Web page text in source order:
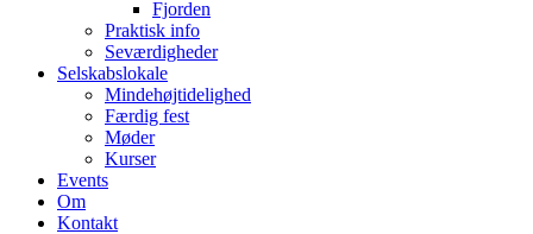
Fjorden
Praktisk info
Seværdigheder
Selskabslokale
Mindehøjtidelighed
Færdig fest
Møder
Kurser
Events
Om
Kontakt